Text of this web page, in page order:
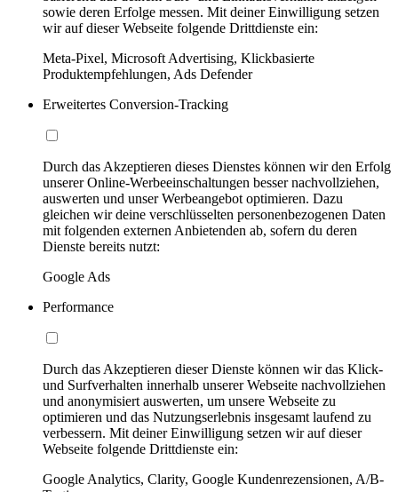
sowie deren Erfolge messen. Mit deiner Einwilligung setzen
wir auf dieser Webseite folgende Drittdienste ein:
Meta-Pixel, Microsoft Advertising, Klickbasierte
Produktempfehlungen, Ads Defender
Erweitertes Conversion-Tracking
Durch das Akzeptieren dieses Dienstes können wir den Erfolg
unserer Online-Werbeeinschaltungen besser nachvollziehen,
auswerten und unser Werbeangebot optimieren. Dazu
gleichen wir deine verschlüsselten personenbezogenen Daten
mit folgenden externen Anbietenden ab, sofern du deren
Dienste bereits nutzt:
Google Ads
Performance
Durch das Akzeptieren dieser Dienste können wir das Klick-
und Surfverhalten innerhalb unserer Webseite nachvollziehen
und anonymisiert auswerten, um unsere Webseite zu
optimieren und das Nutzungserlebnis insgesamt laufend zu
verbessern. Mit deiner Einwilligung setzen wir auf dieser
Webseite folgende Drittdienste ein:
Google Analytics, Clarity, Google Kundenrezensionen, A/B-